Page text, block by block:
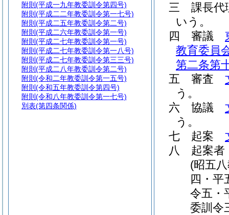
三
課長
いう。
四
審議
教育委員
第二条第
五
審査
う。
六
協議
う。
七
起案
八
起案
(昭五
四・平
令五・
委訓令
附則 (平成一九年教委訓令第四号)
附則 (平成二二年教委訓令第一七号)
附則 (平成二五年教委訓令第二号)
附則 (平成二六年教委訓令第一号)
附則 (平成二七年教委訓令第一号)
附則 (平成二七年教委訓令第一八号)
附則 (平成二七年教委訓令第三三号)
附則 (平成二八年教委訓令第二号)
附則 (令和二年教委訓令第一五号)
附則 (令和五年教委訓令第四号)
附則 (令和八年教委訓令第一七号)
別表(第四条関係)